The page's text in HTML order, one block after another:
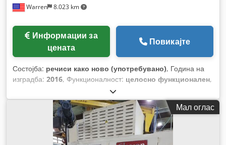
Warren 8.023 km
цената
Повикајте
Состојба: речиси како ново (употребувано), Година на
изградба: 2016, Функционалност: целосно функционален,
25582,
Мал оглас